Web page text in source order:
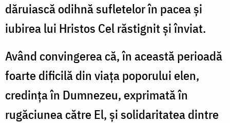
dăruiască odihnă sufletelor în pacea și
iubirea lui Hristos Cel răstignit și înviat.
Având convingerea că, în această perioadă
foarte dificilă din viața poporului elen,
credința în Dumnezeu, exprimată în
rugăciunea către El, și solidaritatea dintre